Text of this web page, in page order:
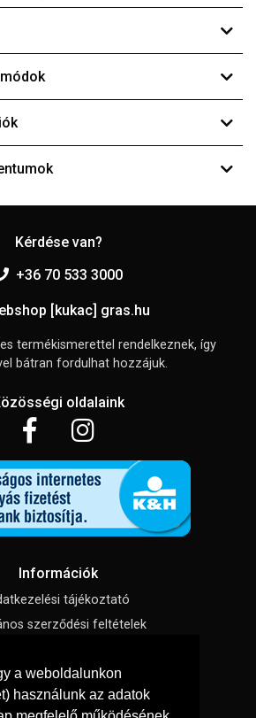
a weboldalunkon
használunk az adatok
Kérdése van?
+36 70 533 3000
[kukac] gras.hu
termékismerettel rendelkeznek, így
bátran fordulhat hozzájuk.
oldalaink
Információk
tájékoztató
szerződési feltételek
Süti beállítások